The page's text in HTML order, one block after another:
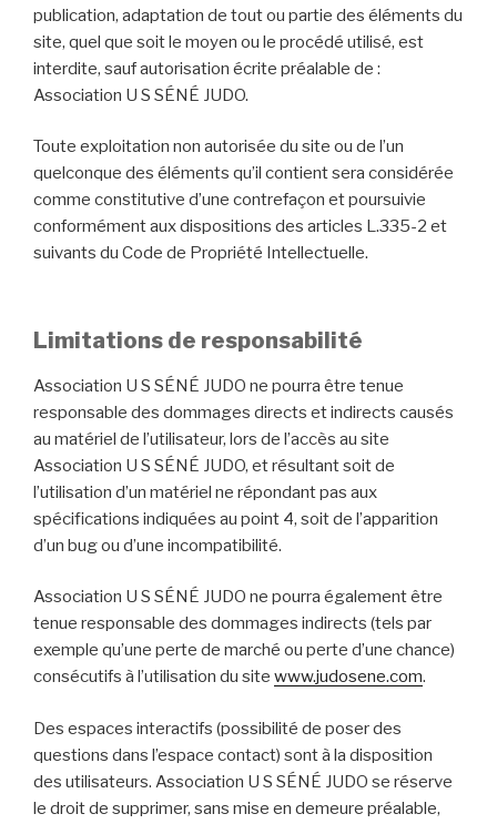
publication, adaptation de tout ou partie des éléments du
site, quel que soit le moyen ou le procédé utilisé, est
interdite, sauf autorisation écrite préalable de :
Association U S SÉNÉ JUDO.
Toute exploitation non autorisée du site ou de l’un
quelconque des éléments qu’il contient sera considérée
comme constitutive d’une contrefaçon et poursuivie
conformément aux dispositions des articles L.335-2 et
suivants du Code de Propriété Intellectuelle.
Limitations de responsabilité
Association U S SÉNÉ JUDO ne pourra être tenue
responsable des dommages directs et indirects causés
au matériel de l’utilisateur, lors de l’accès au site
Association U S SÉNÉ JUDO, et résultant soit de
l’utilisation d’un matériel ne répondant pas aux
spécifications indiquées au point 4, soit de l’apparition
d’un bug ou d’une incompatibilité.
Association U S SÉNÉ JUDO ne pourra également être
tenue responsable des dommages indirects (tels par
exemple qu’une perte de marché ou perte d’une chance)
consécutifs à l’utilisation du site www.judosene.com.
Des espaces interactifs (possibilité de poser des
questions dans l’espace contact) sont à la disposition
des utilisateurs. Association U S SÉNÉ JUDO se réserve
le droit de supprimer, sans mise en demeure préalable,